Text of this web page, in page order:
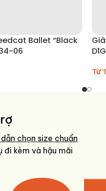
Ballet “Black
06
Từ
chọn size chuẩn
đi kèm và hậu mãi